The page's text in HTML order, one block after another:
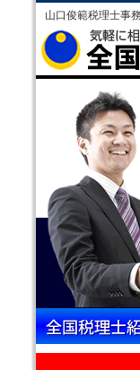
山口俊範税理士事